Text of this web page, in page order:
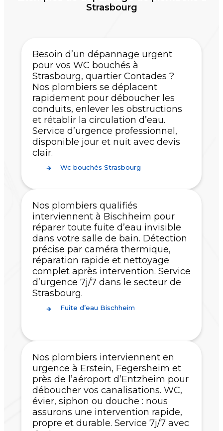
Strasbourg
Besoin d’un dépannage urgent
pour vos WC bouchés à
Strasbourg, quartier Contades ?
Nos plombiers se déplacent
rapidement pour déboucher les
conduits, enlever les obstructions
et rétablir la circulation d’eau.
Service d’urgence professionnel,
disponible jour et nuit avec devis
clair.
Wc bouchés Strasbourg
Nos plombiers qualifiés
interviennent à Bischheim pour
réparer toute fuite d’eau invisible
dans votre salle de bain. Détection
précise par caméra thermique,
réparation rapide et nettoyage
complet après intervention. Service
d’urgence 7j/7 dans le secteur de
Strasbourg.
Fuite d’eau Bischheim
Nos plombiers interviennent en
urgence à Erstein, Fegersheim et
près de l’aéroport d’Entzheim pour
déboucher vos canalisations. WC,
évier, siphon ou douche : nous
assurons une intervention rapide,
propre et durable. Service 7j/7 avec